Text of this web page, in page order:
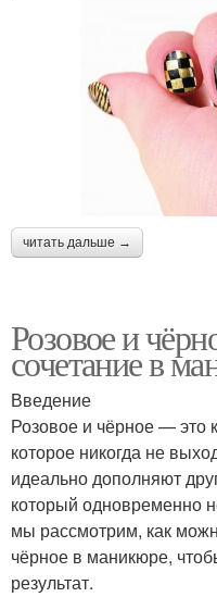
читать дальше →
Розовое и
сочетание в
Введение
Розовое и чёрное — это
которое никогда не
идеально дополняют
который одновременно
мы рассмотрим, как
чёрное в маникюре,
результат.